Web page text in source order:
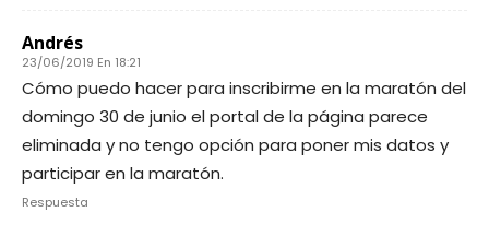
Andrés
23/06/2019 En 18:21
Cómo puedo hacer para inscribirme en la maratón del
domingo 30 de junio el portal de la página parece
eliminada y no tengo opción para poner mis datos y
participar en la maratón.
Respuesta